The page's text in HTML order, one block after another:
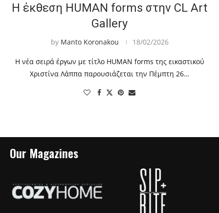
Η έκθεση HUMAN forms στην CL Art
Gallery
by Manto Koronakou 18/02/2026
Η νέα σειρά έργων με τίτλο HUMAN forms της εικαστικού
Χριστίνα Λάππα παρουσιάζεται την Πέμπτη 26…
Our Magazines